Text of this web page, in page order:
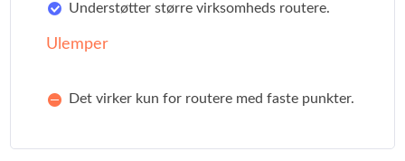
Understøtter større virksomheds routere.
Ulemper
Det virker kun for routere med faste punkter.